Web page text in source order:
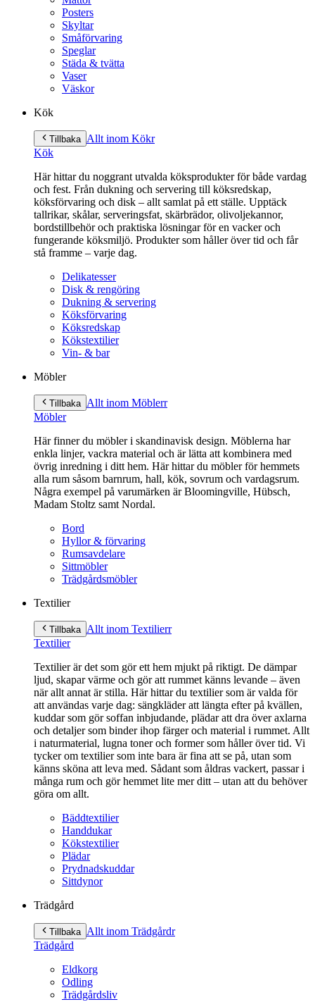
Posters
Skyltar
Småförvaring
Speglar
Städa & tvätta
Vaser
Väskor
Kök
Tillbaka Allt inom Kökr
Kök
Här hittar du noggrant utvalda köksprodukter för både vardag
och fest. Från dukning och servering till köksredskap,
köksförvaring och disk – allt samlat på ett ställe. Upptäck
tallrikar, skålar, serveringsfat, skärbrädor, olivoljekannor,
bordstillbehör och praktiska lösningar för en vacker och
fungerande köksmiljö. Produkter som håller över tid och får
stå framme – varje dag.
Delikatesser
Disk & rengöring
Dukning & servering
Köksförvaring
Köksredskap
Kökstextilier
Vin- & bar
Möbler
Tillbaka Allt inom Möblerr
Möbler
Här finner du möbler i skandinavisk design. Möblerna har
enkla linjer, vackra material och är lätta att kombinera med
övrig inredning i ditt hem. Här hittar du möbler för hemmets
alla rum såsom barnrum, hall, kök, sovrum och vardagsrum.
Några exempel på varumärken är Bloomingville, Hübsch,
Madam Stoltz samt Nordal.
Bord
Hyllor & förvaring
Rumsavdelare
Sittmöbler
Trädgårdsmöbler
Textilier
Tillbaka Allt inom Textilierr
Textilier
Textilier är det som gör ett hem mjukt på riktigt. De dämpar
ljud, skapar värme och gör att rummet känns levande – även
när allt annat är stilla. Här hittar du textilier som är valda för
att användas varje dag: sängkläder att längta efter på kvällen,
kuddar som gör soffan inbjudande, plädar att dra över axlarna
och detaljer som binder ihop färger och material i rummet. Allt
i naturmaterial, lugna toner och former som håller över tid. Vi
tycker om textilier som inte bara är fina att se på, utan som
känns sköna att leva med. Sådant som åldras vackert, passar i
många rum och gör hemmet lite mer ditt – utan att du behöver
göra om allt.
Bäddtextilier
Handdukar
Kökstextilier
Plädar
Prydnadskuddar
Sittdynor
Trädgård
Tillbaka Allt inom Trädgårdr
Trädgård
Eldkorg
Odling
Trädgårdsliv